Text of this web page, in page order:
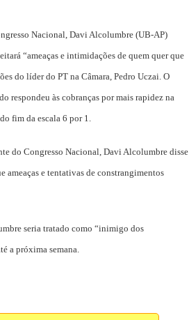
Nacional, Davi Alcolumbre (UB-AP)
“ameaças e intimidações de quem quer que
do líder do PT na Câmara, Pedro Uczai. O
respondeu às cobranças por mais rapidez na
fim da escala 6 por 1.
do Congresso Nacional, Davi Alcolumbre disse
ameaças e tentativas de constrangimentos
seria tratado como “inimigo dos
a próxima semana.